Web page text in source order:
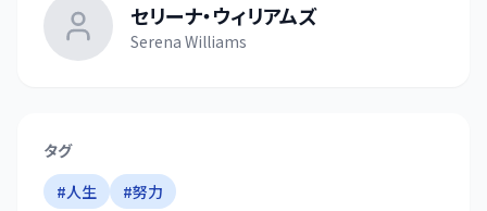
セリーナ・ウィリアムズ
Serena Williams
タグ
#人生 #努力